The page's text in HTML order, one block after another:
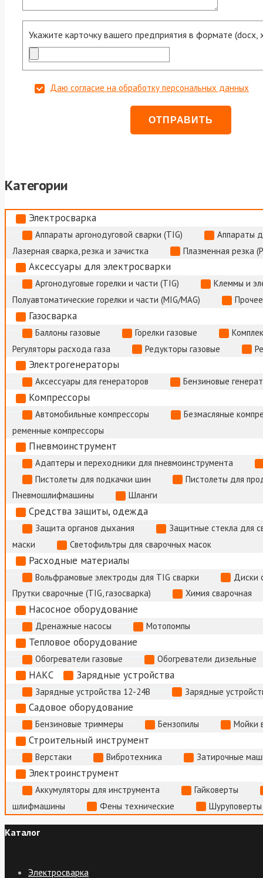
Укажите карточку вашего предприятия в формате (docx,
Даю согласие на обработку персональных данных
Категории
Электросварка
Аппараты аргонодуговой сварки (TIG)
Аппараты
Лазерная сварка, резка и зачистка
Плазменная резка
Аксессуары для электросварки
Аргонодуговые горелки и части (TIG)
Клеммы и
Полуавтоматические горелки и части (MIG/MAG)
Газосварка
Баллоны газовые Горелки газовые
Регуляторы расхода газа
Редукторы газовые
Электрогенераторы
Аксессуары для генераторов Бензиновые
Компрессоры
Автомобильные компрессоры
Безмасляные
ременные компрессоры
Пневмоинструмент
Адаптеры и переходники для пневмоинструмента
Пистолеты для подкачки шин
Пистолеты для
Пневмошлифмашины
Шланги
Средства защиты, одежда
Защита органов дыхания
Защитные стекла для
маски
Светофильтры для сварочных масок
Расходные материалы
Вольфрамовые электроды для TIG сварки
Диски
Прутки сварочные (TIG, газосварка)
Химия сварочная
Насосное оборудование
Дренажные насосы Мотопомпы
Тепловое оборудование
Обогреватели газовые Обогреватели дизельные
НАКС Зарядные устройства
Зарядные устройства 12-24В Зарядные
Садовое оборудование
Бензиновые триммеры Бензопилы Мойки
Строительный инструмент
Верстаки Вибротехника Затирочные
Электроинструмент
Аккумуляторы для инструмента
Гайковерты
шлифмашины
Фены технические
Каталог
Электросварка